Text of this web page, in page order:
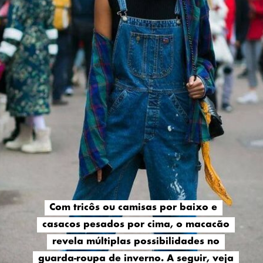
Com tricôs ou camisas por baixo e
casacos pesados por cima, o macacão
revela múltiplas possibilidades no
guarda-roupa de inverno. A seguir, veja
Com tricôs ou camisas por baixo e
casacos pesados por cima, o macacão
revela múltiplas possibilidades no
guarda-roupa de inverno. A seguir, veja